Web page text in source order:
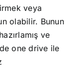
veya
olabilir. Bunun
ve
one drive ile